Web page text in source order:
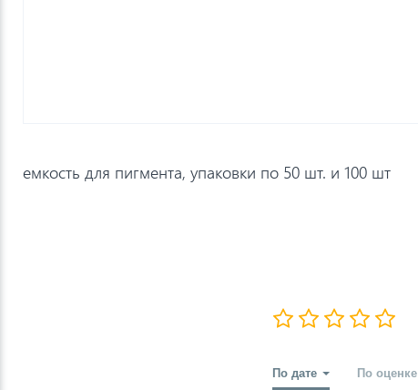
емкость для пигмента, упаковки по 50 шт. и 100 шт
По дате По оценке